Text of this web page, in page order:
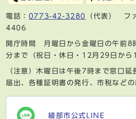
電話： 0773-42-3280
（代表） フ
4406
開庁時間 月曜日から金曜日の午前8
分まで（祝日・休日・12月29日から
（注意）木曜日は午後7時まで窓口延
届出、各種証明書の発行、市税などの
綾部市公式LINE